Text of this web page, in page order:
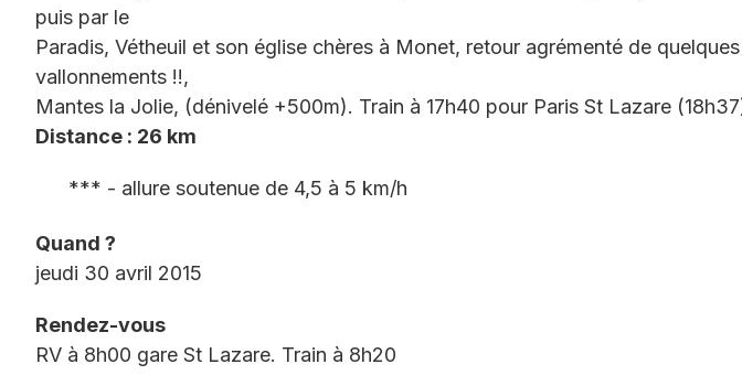
puis par le
Paradis, Vétheuil et son église chères à Monet, retour agrémenté de quelques
vallonnements !!,
Mantes la Jolie, (dénivelé +500m). Train à 17h40 pour Paris St Lazare
Distance : 26 km
*** - allure soutenue de 4,5 à 5 km/h
Quand ?
jeudi 30 avril 2015
Rendez-vous
RV à 8h00 gare St Lazare. Train à 8h20